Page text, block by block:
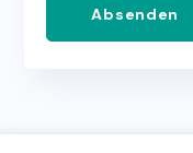
Absenden